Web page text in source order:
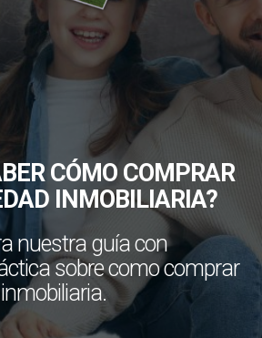
CÓMO COMPRAR
INMOBILIARIA?
nuestra guía con
sobre como comprar